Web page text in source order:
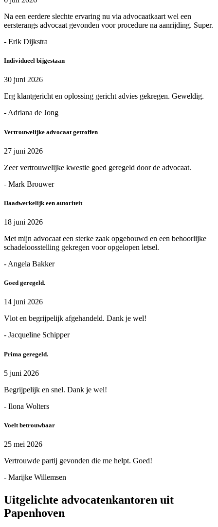
Na een eerdere slechte ervaring nu via advocaatkaart wel een
eersterangs advocaat gevonden voor procedure na aanrijding. Super.
- Erik Dijkstra
Individueel bijgestaan
30 juni 2026
Erg klantgericht en oplossing gericht advies gekregen. Geweldig.
- Adriana de Jong
Vertrouwelijke advocaat getroffen
27 juni 2026
Zeer vertrouwelijke kwestie goed geregeld door de advocaat.
- Mark Brouwer
Daadwerkelijk een autoriteit
18 juni 2026
Met mijn advocaat een sterke zaak opgebouwd en een behoorlijke
schadeloosstelling gekregen voor opgelopen letsel.
- Angela Bakker
Goed geregeld.
14 juni 2026
Vlot en begrijpelijk afgehandeld. Dank je wel!
- Jacqueline Schipper
Prima geregeld.
5 juni 2026
Begrijpelijk en snel. Dank je wel!
- Ilona Wolters
Voelt betrouwbaar
25 mei 2026
Vertrouwde partij gevonden die me helpt. Goed!
- Marijke Willemsen
Uitgelichte advocatenkantoren uit
Papenhoven